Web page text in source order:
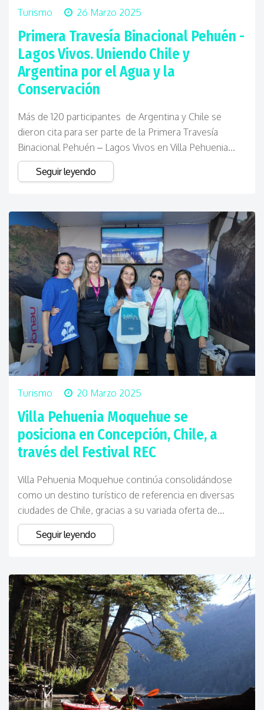
Turismo 26 Marzo 2025
Primera Travesía Binacional Pehuén -
Lagos Vivos. Uniendo Chile y
Argentina por el Agua y la
Conservación
Más de 120 participantes de Argentina y Chile se
dieron cita para ser parte de la Primera Travesía
Binacional Pehuén – Lagos Vivos en Villa Pehuenia...
Seguir leyendo
Turismo 20 Marzo 2025
Villa Pehuenia Moquehue se
posiciona en Concepción, Chile, a
través del Festival REC
Villa Pehuenia Moquehue continúa consolidándose
como un destino turístico de referencia en diversas
ciudades de Chile, gracias a su variada oferta de...
Seguir leyendo